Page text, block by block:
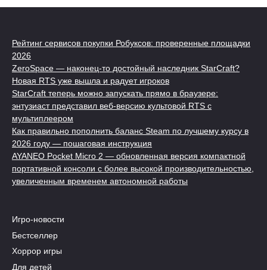
Рейтинг сервисов покупки Робуксов: проверенные площадки
2026
ZeroSpace — наконец-то достойный наследник StarCraft?
Новая RTS уже вышла и радует игроков
StarCraft теперь можно запускать прямо в браузере:
энтузиаст представил веб-версию культовой RTS с
мультиплеером
Как правильно пополнить баланс Steam по лучшему курсу в
2026 году — пошаговая инструкция
AYANEO Pocket Micro 2 — обновленная версия компактной
портативной консоли с более высокой производительностью,
увеличенным временем автономной работы
Игро-новости
Бестселлер
Хоррор игры
Для детей